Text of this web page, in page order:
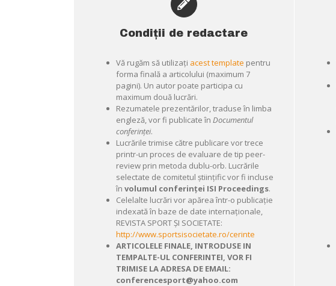
Condiții de redactare
Vă rugăm să utilizaţi acest template pentru
forma finală a articolului (maximum 7
pagini). Un autor poate participa cu
maximum două lucrări.
Rezumatele prezentărilor, traduse în limba
engleză, vor fi publicate în Documentul
conferinţei.
Lucrările trimise către publicare vor trece
printr-un proces de evaluare de tip peer-
review prin metoda dublu-orb. Lucrările
selectate de comitetul ştiinţific vor fi incluse
în volumul conferinţei ISI Proceedings.
Celelalte lucrări vor apărea într-o publicaţie
indexată în baze de date internaționale,
REVISTA SPORT ȘI SOCIETATE:
http://www.sportsisocietate.ro/cerinte
ARTICOLELE FINALE, INTRODUSE IN
TEMPALTE-UL CONFERINTEI, VOR FI
TRIMISE LA ADRESA DE EMAIL:
conferencesport@yahoo.com